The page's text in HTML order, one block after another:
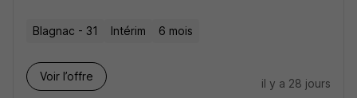
Blagnac - 31 Intérim 6 mois
Voir l’offre
il y a 28 jours